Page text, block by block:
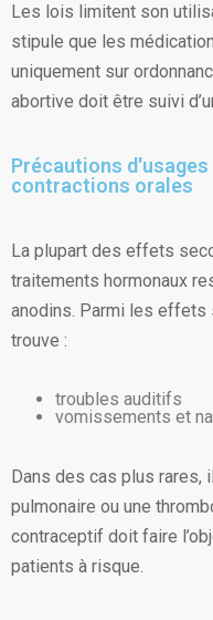
Les lois limitent son
stipule que les
uniquement sur
abortive doit être suivi
Précautions
contractions orales
La plupart des effets
traitements hormonaux
anodins. Parmi les effets
trouve :
troubles auditifs
vomissements et
Dans des cas plus rares,
pulmonaire ou une
contraceptif doit faire
patients à risque.